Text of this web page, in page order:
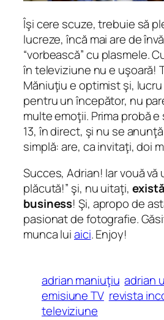
Îşi cere scuze, trebuie să
lucreze, încă mai are de
“vorbească” cu plasmele.
în televiziune nu e uşoară!
Măniuţiu e optimist şi,
pentru un începător, nu
multe emoţii. Prima probă e
13, în direct, şi nu se
simplă: are, ca invitaţi, doi
Succes, Adrian! Iar vouă vă
plăcută!” şi, nu uitaţi,
business! Şi, apropo de
pasionat de fotografie.
munca luiaici. Enjoy!
adrian maniuţiu adrian
emisiune TV revista
televiziune